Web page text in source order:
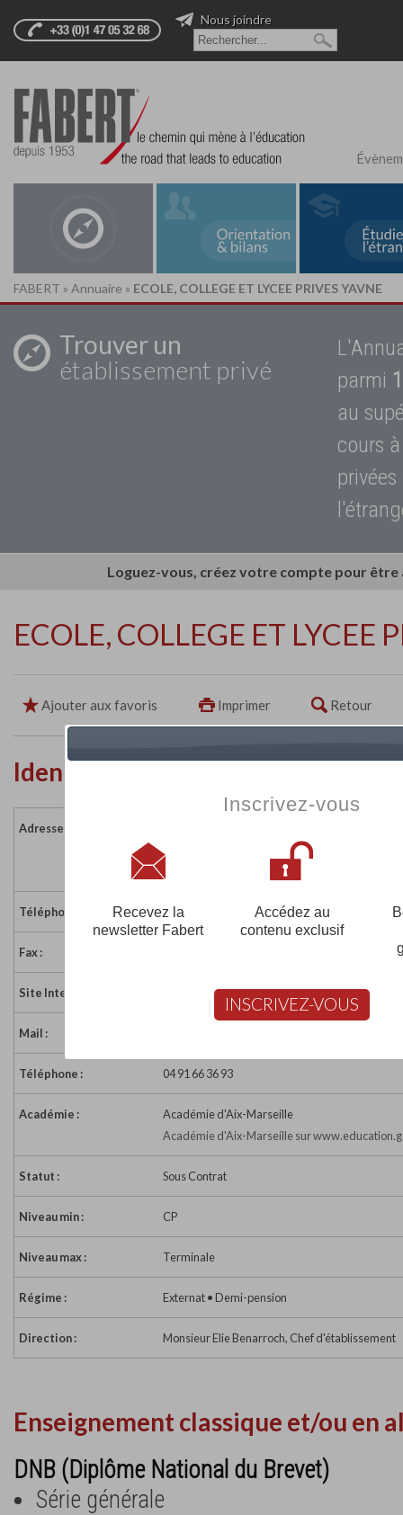
Nous joindre
FABERT » Annuaire » ECOLE, COLLEGE ET LYCEE PRIVES YAVNE
Trouver un
établissement privé
parmi
au
cours
Loguez-vous, créez votre compte pour
ECOLE, COLLEGE ET LYCEE
Ajouter aux favoris Imprimer Retour
Identité de l'établissement
Adresse :
13013 MARSEILLE
Téléphone : 04 91 66 14 77
Fax :
Site Internet : https://yavnemarseille.fr
Mail :
Téléphone : 04 91 66 36 93
Académie :
Académie d'Aix-Marseille
Académie d'Aix-Marseille sur
Statut : Sous Contrat
Niveau min : CP
Niveau max : Terminale
Régime : Externat • Demi-pension
Direction : Monsieur Elie Benarroch, Chef d'établissement
Enseignement classique et/ou en
DNB (Diplôme National du Brevet)
Série générale
Inscrivez-vous
Recevez la
newsletter Fabert
Accédez au
contenu exclusif
INSCRIVEZ-VOUS